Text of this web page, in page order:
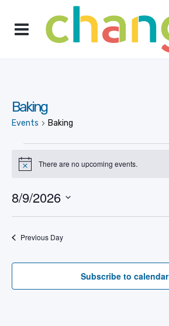
Baking
Events Baking
Events
agosto
9,
2026
Notice There are no upcoming events.
8/9/2026
Previous Day
Subscribe to calendar